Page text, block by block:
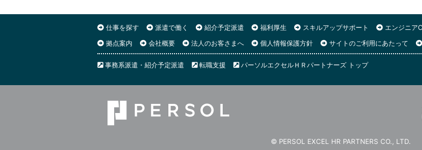
仕事を探す 派遣で働く 紹介予定派遣 福利厚生 スキルアップサポート エンジニア
拠点案内
会社概要 法人のお客さまへ 個人情報保護方針 サイトのご利用にあたって
事務系派遣・紹介予定派遣 転職支援 パーソルエクセルＨＲパートナーズ トップ
© PERSOL EXCEL HR PARTNERS CO., LTD.